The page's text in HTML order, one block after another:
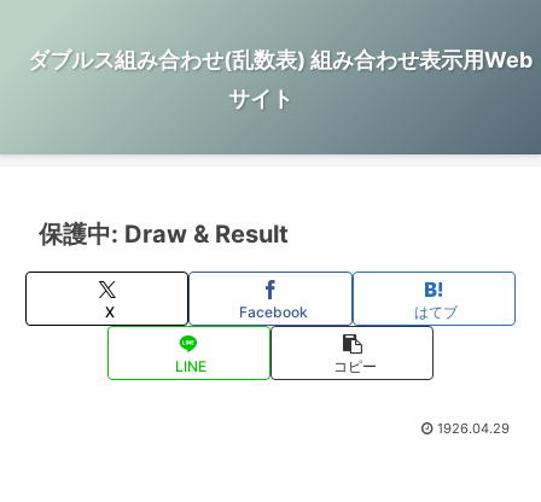
ダブルス組み合わせ(乱数表) 組み合わせ表示用Web
サイト
保護中: Draw & Result
X Facebook はてブ
LINE コピー
1926.04.29